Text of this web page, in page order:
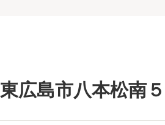
東広島市八本松南